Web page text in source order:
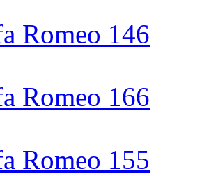
Romeo 146
Romeo 166
Romeo 155